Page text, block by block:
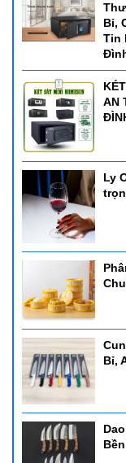
Bỉ,
Tin
AN
Ly
Bỉ,